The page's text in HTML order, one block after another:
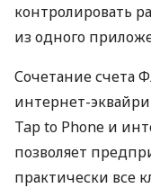
контролировать
из одного
Сочетание счета
интернет-
Tap to Phone и
позволяет
практически все